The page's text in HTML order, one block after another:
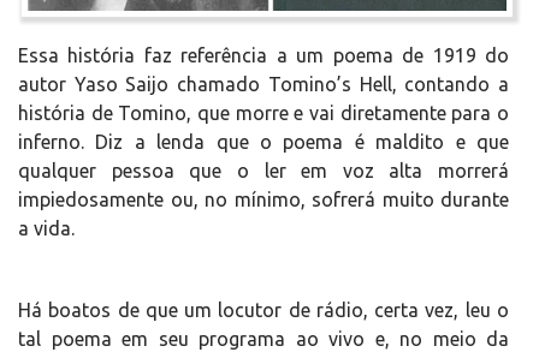
Essa história faz referência a um poema de 1919 do
autor Yaso Saijo chamado Tomino’s Hell, contando a
história de Tomino, que morre e vai diretamente para o
inferno. Diz a lenda que o poema é maldito e que
qualquer pessoa que o ler em voz alta morrerá
impiedosamente ou, no mínimo, sofrerá muito durante
a vida.
Há boatos de que um locutor de rádio, certa vez, leu o
tal poema em seu programa ao vivo e, no meio da